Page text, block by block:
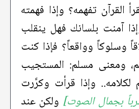
القرآن تفهمه؟ وإذا فهمته
آمنت بلسانك فهل ينقلب
وسلوكاً وواقعاً؟ فإذا كنت
ومعنى مسلم: المستجيب
لكلامه.. وإذا قرأت وكرَّرت
بجمال الصوت] ولكن عند